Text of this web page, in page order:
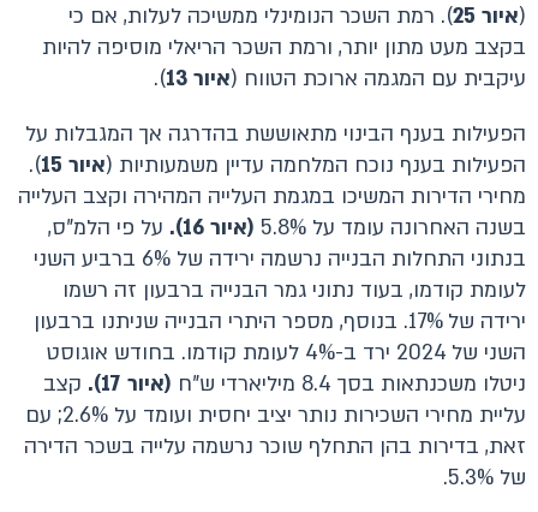
(איור 25
). רמת השכר הנומינלי ממשיכה לעלות, אם כי
בקצב מעט מתון יותר, ורמת השכר הריאלי מוסיפה להיות
עיקבית עם המגמה ארוכת הטווח (איור 13
).
הפעילות בענף הבינוי מתאוששת בהדרגה אך המגבלות על
הפעילות בענף נוכח המלחמה עדיין משמעותיות (איור 15
).
מחירי הדירות המשיכו במגמת העלייה המהירה וקצב העלייה
בשנה האחרונה עומד על 5.8%
(איור 16).
על פי הלמ"ס,
בנתוני התחלות הבנייה נרשמה ירידה של 6% ברביע השני
לעומת קודמו, בעוד נתוני גמר הבנייה ברבעון זה רשמו
ירידה של 17%. בנוסף, מספר היתרי הבנייה שניתנו ברבעון
השני של 2024 ירד ב-4% לעומת קודמו. בחודש אוגוסט
ניטלו משכנתאות בסך 8.4 מיליארדי ש"ח
(איור 17).
קצב
עליית מחירי השכירות נותר יציב יחסית ועומד על 2.6%; עם
זאת, בדירות בהן התחלף שוכר נרשמה עלייה בשכר הדירה
של 5.3%.